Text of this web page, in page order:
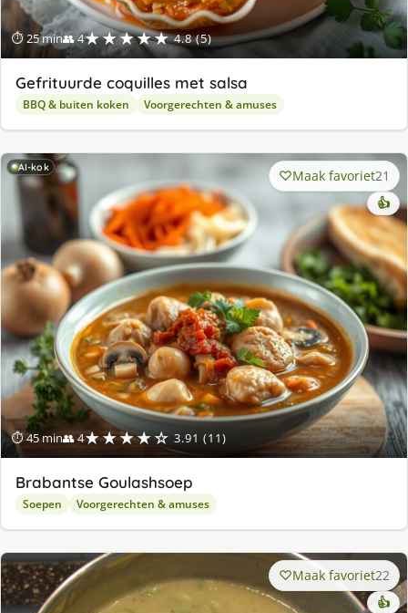
⏱ 25 min👥 4★★★★★ 4.8 (5)
Gefrituurde coquilles met salsa
BBQ & buiten koken Voorgerechten & amuses
AI-kok
⏱ 45 min👥 4★★★★☆ 3.91 (11)
Maak favoriet21
👍
Brabantse Goulashsoep
Soepen Voorgerechten & amuses
Maak favoriet22
👍